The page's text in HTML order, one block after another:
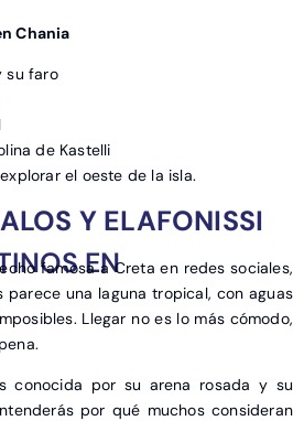
EN
Chania
su faro
de Kastelli
el oeste de la isla.
Y ELAFONISSI
famosa a Creta en redes sociales,
parece una laguna tropical, con aguas
Llegar no es lo más cómodo,
conocida por su arena rosada y su
por qué muchos consideran